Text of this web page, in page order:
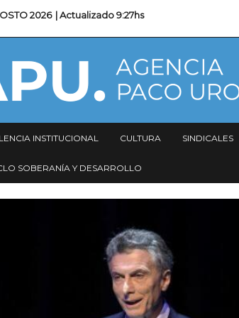
2026 | Actualizado9:27hs
INSTITUCIONAL CULTURA SINDICALES
SOBERANÍA Y DESARROLLO